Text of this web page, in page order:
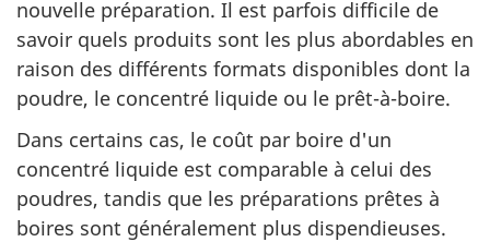
nouvelle préparation. Il est parfois difficile de
savoir quels produits sont les plus abordables en
raison des différents formats disponibles dont la
poudre, le concentré liquide ou le prêt-à-boire.
Dans certains cas, le coût par boire d'un
concentré liquide est comparable à celui des
poudres, tandis que les préparations prêtes à
boires sont généralement plus dispendieuses.